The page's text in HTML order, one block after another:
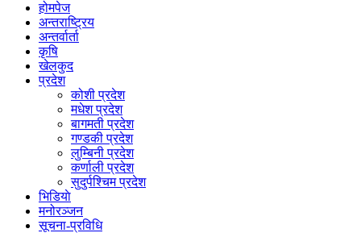
होमपेज
अन्तराष्ट्रिय
अन्तर्वार्ता
कृषि
खेलकुद
प्रदेश
कोशी प्रदेश
मधेश प्रदेश
बागमती प्रदेश
गण्डकी प्रदेश
लुम्बिनी प्रदेश
कर्णाली प्रदेश
सुदुर्पश्चिम प्रदेश
भिडियाे
मनोरञ्जन
सूचना-प्रविधि